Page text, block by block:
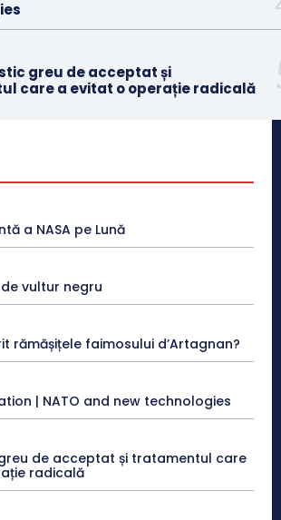
greu de acceptat și
care a evitat o operație radicală
a NASA pe Lună
vultur negru
rămășițele faimosului d’Artagnan?
| NATO and new technologies
de acceptat și tratamentul care
radicală